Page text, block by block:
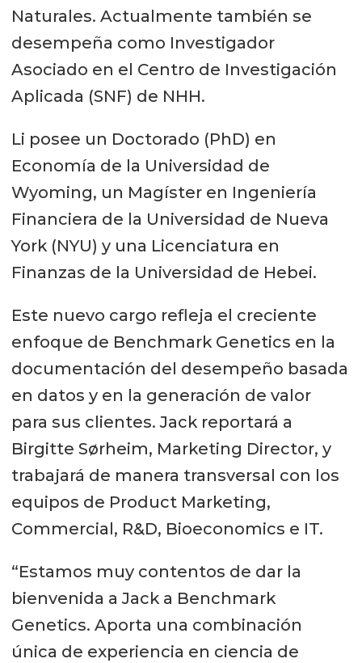
Naturales. Actualmente también se
desempeña como Investigador
Asociado en el Centro de Investigación
Aplicada (SNF) de NHH.
Li posee un Doctorado (PhD) en
Economía de la Universidad de
Wyoming, un Magíster en Ingeniería
Financiera de la Universidad de Nueva
York (NYU) y una Licenciatura en
Finanzas de la Universidad de Hebei.
Este nuevo cargo refleja el creciente
enfoque de Benchmark Genetics en la
documentación del desempeño basada
en datos y en la generación de valor
para sus clientes. Jack reportará a
Birgitte Sørheim, Marketing Director, y
trabajará de manera transversal con los
equipos de Product Marketing,
Commercial, R&D, Bioeconomics e IT.
“Estamos muy contentos de dar la
bienvenida a Jack a Benchmark
Genetics. Aporta una combinación
única de experiencia en ciencia de